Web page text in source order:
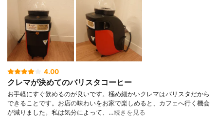
4.00
クレマが決めてのバリスタコーヒー
お手軽にすぐ飲めるのが良いです。極め細かいクレマはバリスタだから
できることです。お店の味わいをお家で楽しめると、カフェへ行く機会
が減りました。私は気分によって、…続きを見る